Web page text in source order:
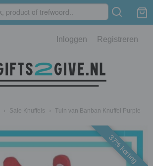
Inloggen Registreren
› Sale Knuffels › Tuin van Banban Knuffel Purple
37% korting